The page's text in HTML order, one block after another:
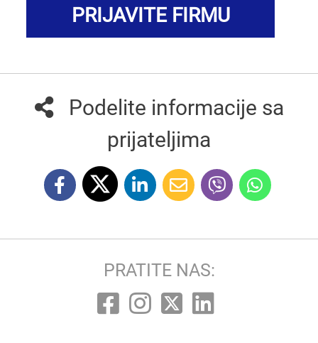
PRIJAVITE FIRMU
Podelite informacije sa
prijateljima
PRATITE NAS: